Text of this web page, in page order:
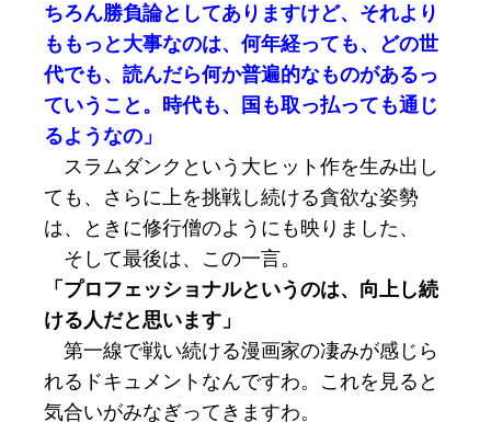
ちろん勝負論としてありますけど、それより
ももっと大事なのは、何年経っても、どの世
代でも、読んだら何か普遍的なものがあるっ
ていうこと。時代も、国も取っ払っても通じ
るようなの」
スラムダンクという大ヒット作を生み出し
ても、さらに上を挑戦し続ける貪欲な姿勢
は、ときに修行僧のようにも映りました、
そして最後は、この一言。
「プロフェッショナルというのは、向上し続
ける人だと思います」
第一線で戦い続ける漫画家の凄みが感じら
れるドキュメントなんですわ。これを見ると
気合いがみなぎってきますわ。